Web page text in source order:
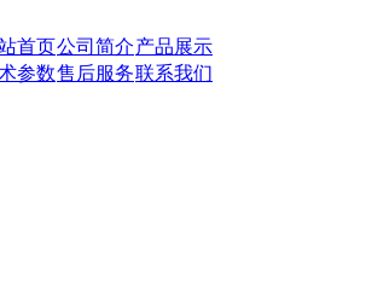
首页公司简介产品展示
参数售后服务联系我们